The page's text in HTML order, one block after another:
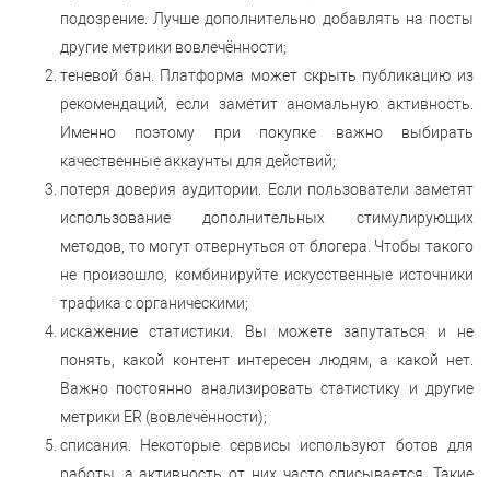
подозрение. Лучше дополнительно добавлять на посты
другие метрики вовлечённости;
теневой бан. Платформа может скрыть публикацию из
рекомендаций, если заметит аномальную активность.
Именно поэтому при покупке важно выбирать
качественные аккаунты для действий;
потеря доверия аудитории. Если пользователи заметят
использование дополнительных стимулирующих
методов, то могут отвернуться от блогера. Чтобы такого
не произошло, комбинируйте искусственные источники
трафика с органическими;
искажение статистики. Вы можете запутаться и не
понять, какой контент интересен людям, а какой нет.
Важно постоянно анализировать статистику и другие
метрики ER (вовлечённости);
списания. Некоторые сервисы используют ботов для